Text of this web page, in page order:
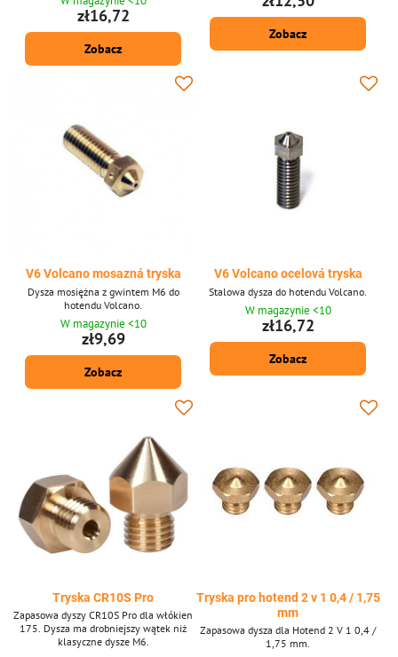
drukarzach 3D, może być używany w
kilku rodzajach drukarek. Wykonane w
Czechach.
zł16,72
Zobacz
Zobacz
V6 Volcano mosazná tryska
Dysza mosiężna z gwintem M6 do
hotendu Volcano.
W magazynie <10
zł9,69
Zobacz
V6 Volcano ocelová tryska
Stalowa dysza do hotendu Volcano.
W magazynie <10
zł16,72
Zobacz
Tryska CR10S Pro
Zapasowa dyszy CR10S Pro dla włókien
175. Dysza ma drobniejszy wątek niż
klasyczne dysze M6.
Tryska pro hotend 2 v 1 0,4 / 1,75
mm
Zapasowa dysza dla Hotend 2 V 1 0,4 /
1,75 mm.